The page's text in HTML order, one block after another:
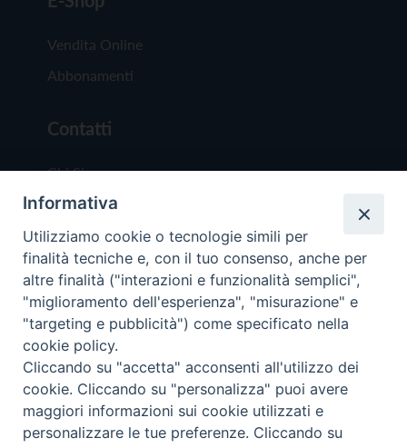
Vendita Online
Abbonamenti
Contatti
Chi Siamo
Redazione
Scrivici
Copyright © 2019 - Tutti i diritti riservati - Vita
Trentina Editrice
Privacy Policy
Informativa
Utilizziamo cookie o tecnologie simili per
finalità tecniche e, con il tuo consenso, anche per
altre finalità ("interazioni e funzionalità semplici",
"miglioramento dell'esperienza", "misurazione" e
"targeting e pubblicità") come specificato nella
cookie policy.
Cliccando su "accetta" acconsenti all'utilizzo dei
cookie. Cliccando su "personalizza" puoi avere
maggiori informazioni sui cookie utilizzati e
personalizzare le tue preferenze. Cliccando su